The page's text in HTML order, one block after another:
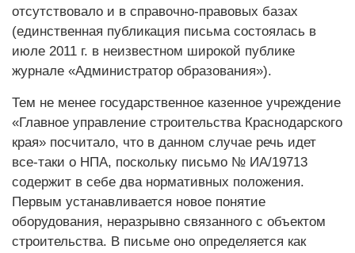
отсутствовало и в справочно-правовых базах
(единственная публикация письма состоялась в
июле 2011 г. в неизвестном широкой публике
журнале «Администратор образования»).
Тем не менее государственное казенное учреждение
«Главное управление строительства Краснодарского
края» посчитало, что в данном случае речь идет
все-таки о НПА, поскольку письмо № ИА/19713
содержит в себе два нормативных положения.
Первым устанавливается новое понятие
оборудования, неразрывно связанного с объектом
строительства. В письме оно определяется как